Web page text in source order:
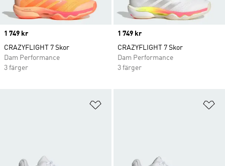
Price
1 749 kr
CRAZYFLIGHT 7 Skor
Dam Performance
3 färger
Price
1 749 kr
CRAZYFLIGHT 7 Skor
Dam Performance
3 färger